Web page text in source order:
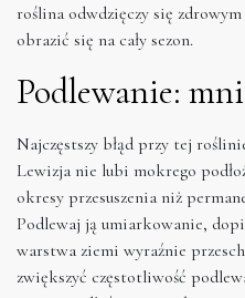
roślina odwdzięczy się
obrazić się na cały sezon.
Podlewanie:
Najczęstszy błąd przy tej
Lewizja nie lubi mokrego
okresy przesuszenia niż
Podlewaj ją umiarkowanie,
warstwa ziemi wyraźnie
zwiększyć częstotliwość